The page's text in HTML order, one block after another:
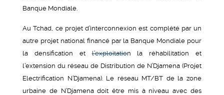
Banque Mondiale.
Au Tchad, ce projet d’interconnexion est complété par un
autre projet national financé par la Banque Mondiale pour
la densification etl’exploitation la réhabilitation et
l’extension du réseau de Distribution de N’Djamena (Projet
Electrification N’Djamena). Le réseau MT/BT de la zone
urbaine de N’Djamena doit être mis à niveau avec des